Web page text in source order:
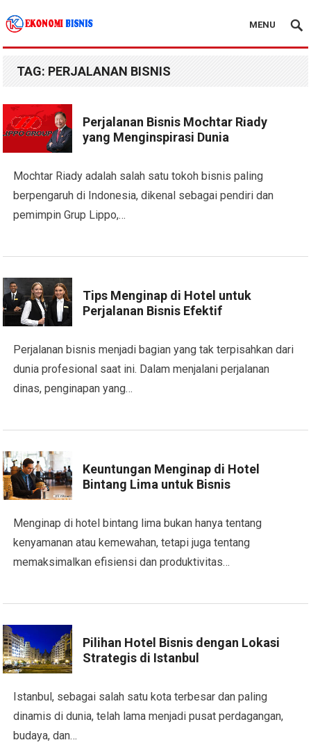
Kanal Ekonomi Bisnis
MENU
TAG: PERJALANAN BISNIS
Perjalanan Bisnis Mochtar Riady
yang Menginspirasi Dunia
Mochtar Riady adalah salah satu tokoh bisnis paling
berpengaruh di Indonesia, dikenal sebagai pendiri dan
pemimpin Grup Lippo,…
Tips Menginap di Hotel untuk
Perjalanan Bisnis Efektif
Perjalanan bisnis menjadi bagian yang tak terpisahkan dari
dunia profesional saat ini. Dalam menjalani perjalanan
dinas, penginapan yang…
Keuntungan Menginap di Hotel
Bintang Lima untuk Bisnis
Menginap di hotel bintang lima bukan hanya tentang
kenyamanan atau kemewahan, tetapi juga tentang
memaksimalkan efisiensi dan produktivitas…
Pilihan Hotel Bisnis dengan Lokasi
Strategis di Istanbul
Istanbul, sebagai salah satu kota terbesar dan paling
dinamis di dunia, telah lama menjadi pusat perdagangan,
budaya, dan…